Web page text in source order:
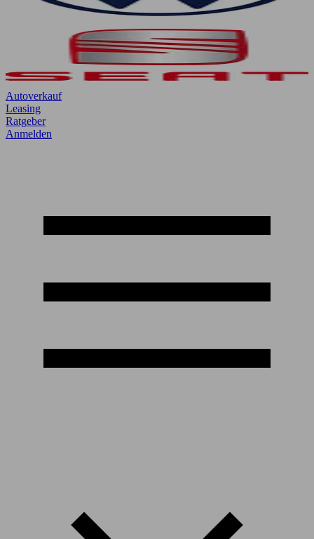
Autoverkauf
Leasing
Ratgeber
Anmelden